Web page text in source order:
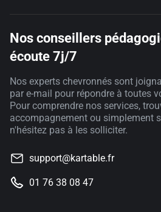
Nos conseillers
écoute 7j/7
Nos experts chevronnés sont
par e-mail pour répondre à toutes
Pour comprendre nos services,
accompagnement ou simplement
n'hésitez pas à les solliciter.
support@kartable.fr
01 76 38 08 47